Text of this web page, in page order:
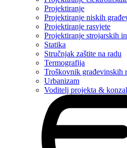
Projektiranje
Projektiranje niskih
Projektiranje rasvjete
Projektiranje strojarskih
Statika
Stručnjak zaštite na radu
Termografija
Troškovnik građevinskih
Urbanizam
Voditelj projekta &